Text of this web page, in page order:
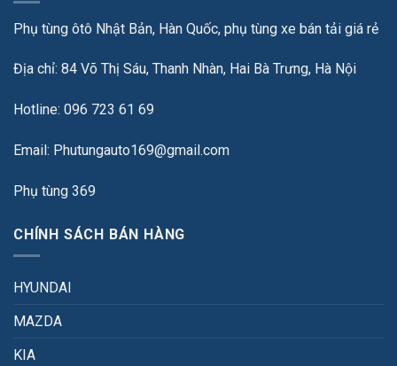
Phụ tùng ôtô Nhật Bản, Hàn Quốc, phụ tùng xe bán tải giá rẻ
Địa chỉ: 84 Võ Thị Sáu, Thanh Nhàn, Hai Bà Trưng, Hà Nội
Hotline: 096 723 61 69
Email: Phutungauto169@gmail.com
Phụ tùng 369
CHÍNH SÁCH BÁN HÀNG
HYUNDAI
MAZDA
KIA